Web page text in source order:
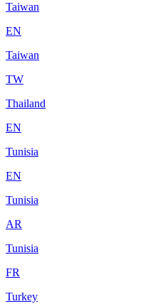
Taiwan
EN
Taiwan
TW
Thailand
EN
Tunisia
EN
Tunisia
AR
Tunisia
FR
Turkey